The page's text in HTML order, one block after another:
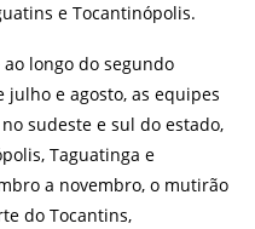
e Tocantinópolis.
longo do segundo
julho e agosto, as equipes
sudeste e sul do estado,
Taguatinga e
a novembro, o mutirão
do Tocantins,